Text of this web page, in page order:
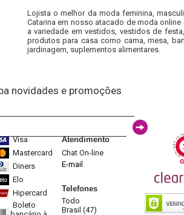
Lojista o melhor da moda feminina,
Catarina em nosso atacado de moda
a variedade em vestidos, vestidos de
produtos para casa como cama, mesa,
jardinagem, suplementos alimentares.
novidades e promoções
Visa
Mastercard
Diners
Elo
Hipercard
Boleto
Atendimento
Chat On-line
E-mail
Telefones
Todo
Brasil (47)